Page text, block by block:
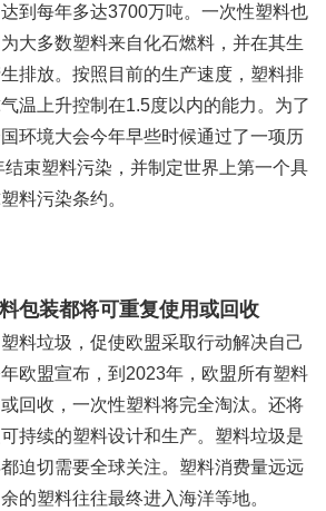
到每年多达3700万吨。一次性塑料也
大多数塑料来自化石燃料，并在其生
排放。按照目前的生产速度，塑料排
温上升控制在1.5度以内的能力。为了
环境大会今年早些时候通过了一项历
束塑料污染，并制定世界上第一个具
料污染条约。
包装都将可重复使用或回收
料垃圾，促使欧盟采取行动解决自己
欧盟宣布，到2023年，欧盟所有塑料
回收，一次性塑料将完全淘汰。还将
持续的塑料设计和生产。塑料垃圾是
迫切需要全球关注。塑料消费量远远
的塑料往往最终进入海洋等地。